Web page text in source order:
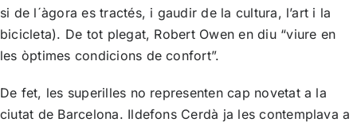
si de l´àgora es tractés, i gaudir de la cultura, l’art i la
bicicleta). De tot plegat, Robert Owen en diu “viure en
les òptimes condicions de confort”.
De fet, les superilles no representen cap novetat a la
ciutat de Barcelona. Ildefons Cerdà ja les contemplava a